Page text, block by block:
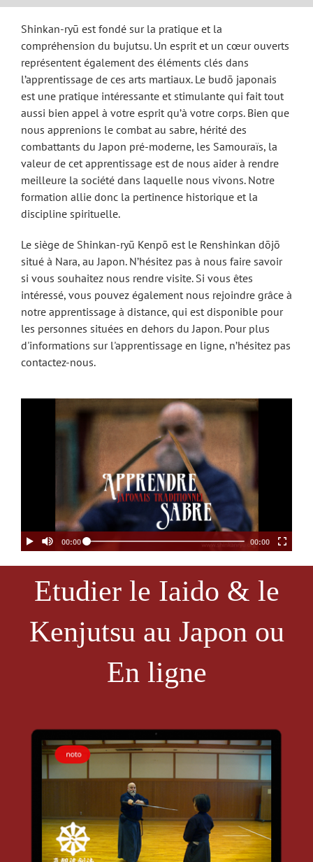
Shinkan-ryū est fondé sur la pratique et la
compréhension du bujutsu. Un esprit et un cœur ouverts
représentent également des éléments clés dans
l’apprentissage de ces arts martiaux. Le budō japonais
est une pratique intéressante et stimulante qui fait tout
aussi bien appel à votre esprit qu’à votre corps. Bien que
nous apprenions le combat au sabre, hérité des
combattants du Japon pré-moderne, les Samouraïs, la
valeur de cet apprentissage est de nous aider à rendre
meilleure la société dans laquelle nous vivons. Notre
formation allie donc la pertinence historique et la
discipline spirituelle.
Le siège de Shinkan-ryū Kenpō est le Renshinkan dōjō
situé à Nara, au Japon. N’hésitez pas à nous faire savoir
si vous souhaitez nous rendre visite. Si vous êtes
intéressé, vous pouvez également nous rejoindre grâce à
notre apprentissage à distance, qui est disponible pour
les personnes situées en dehors du Japon. Pour plus
d'informations sur l'apprentissage en ligne, n’hésitez pas
contactez-nous.
Etudier le Iaido & le
Kenjutsu au Japon ou
En ligne